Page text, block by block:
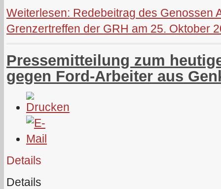
Weiterlesen: Redebeitrag des Genossen
Grenzertreffen der GRH am 25. Oktober
Pressemitteilung zum
gegen Ford-Arbeiter aus
Details
Details